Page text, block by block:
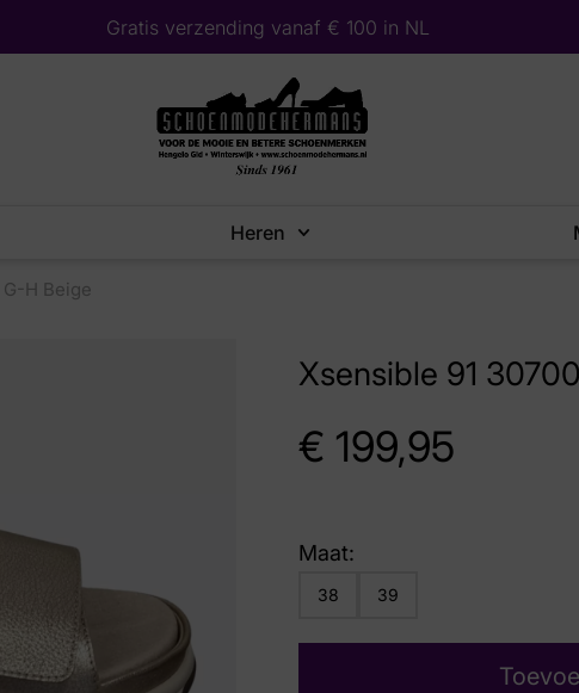
Gratis verzending vanaf € 100 in NL
Heren
H Beige
Xsensible 91
€ 199,95
Maat:
38 39